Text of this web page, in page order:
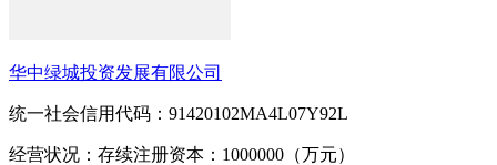
华中绿城投资发展有限公司
统一社会信用代码：91420102MA4L07Y92L
经营状况：存续注册资本：1000000（万元）